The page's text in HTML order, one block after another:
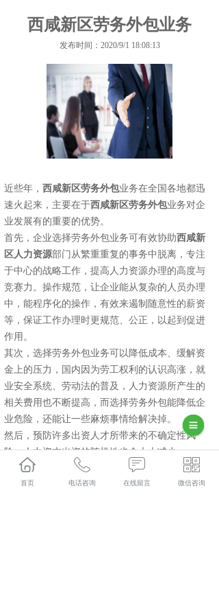
西咸新区劳务外包业务
发布时间：2020/9/1 18:08:13
近些年， 西咸新区劳务外包业务在全国各地都迅
速火起来，主要在于西咸新区劳务外包业务对企
业发展有的重要的优势。
首先，企业选择劳务外包业务可有效协助西咸新
区人力资源部门从繁重重复的事务中脱离，专注
于中心的战略工作，提高人力资源办理的高度与
竞赛力。操作规范，让企业能从复杂的人员办理
中，能程序化的操作，有效来遏制随意性的薪资
等，保证工作办理时更规范、公正，以起到促进
作用。
其次，选择劳务外包业务可以降低成本、缓解资
金上的压力，国内因为劳工权利的认识高涨，就
业安全系统、劳动法的普及，人力资源所产生的
相关费用也不断提高，而选择劳务外包能降低企
业危险，还能让一些麻烦事情给解决掉。
然后，预防许多出资人才所带来的不确定性风
险，人力资本出资的随机性也会大大减少。
因此，劳务外包业务对企业发展而言，就显得相
当重要。许多问题都能够轻松解决的，还能更好
首页 电话咨询 在线留言 微信咨询